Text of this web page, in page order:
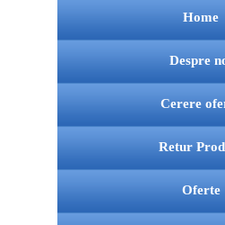
Home
Despre
Cerere
Retur
Oferte